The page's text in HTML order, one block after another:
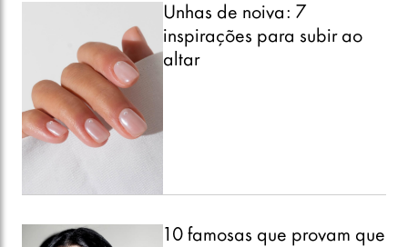
Unhas de noiva: 7
inspirações para subir ao
altar
10 famosas que provam que